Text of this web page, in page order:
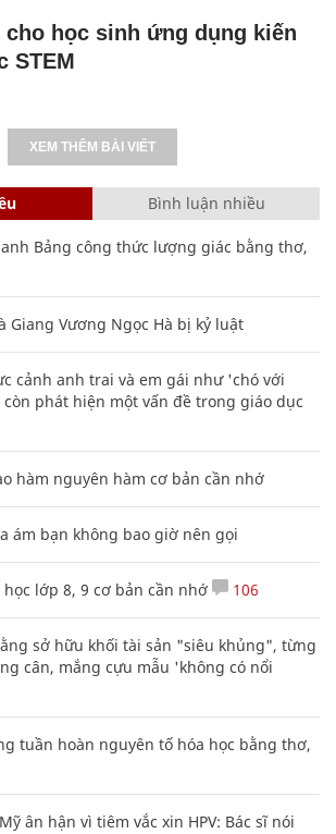
cho học sinh ứng dụng kiến
STEM
XEM THÊM BÀI VIẾT
Bình luận nhiều
Bảng công thức lượng giác bằng thơ,
Giang Vương Ngọc Hà bị kỷ luật
cảnh anh trai và em gái như 'chó với
phát hiện một vấn đề trong giáo dục
hàm nguyên hàm cơ bản cần nhớ
ám bạn không bao giờ nên gọi
học lớp 8, 9 cơ bản cần nhớ 106
sở hữu khối tài sản "siêu khủng", từng
cân, mắng cựu mẫu 'không có nổi
tuần hoàn nguyên tố hóa học bằng thơ,
ân hận vì tiêm vắc xin HPV: Bác sĩ nói